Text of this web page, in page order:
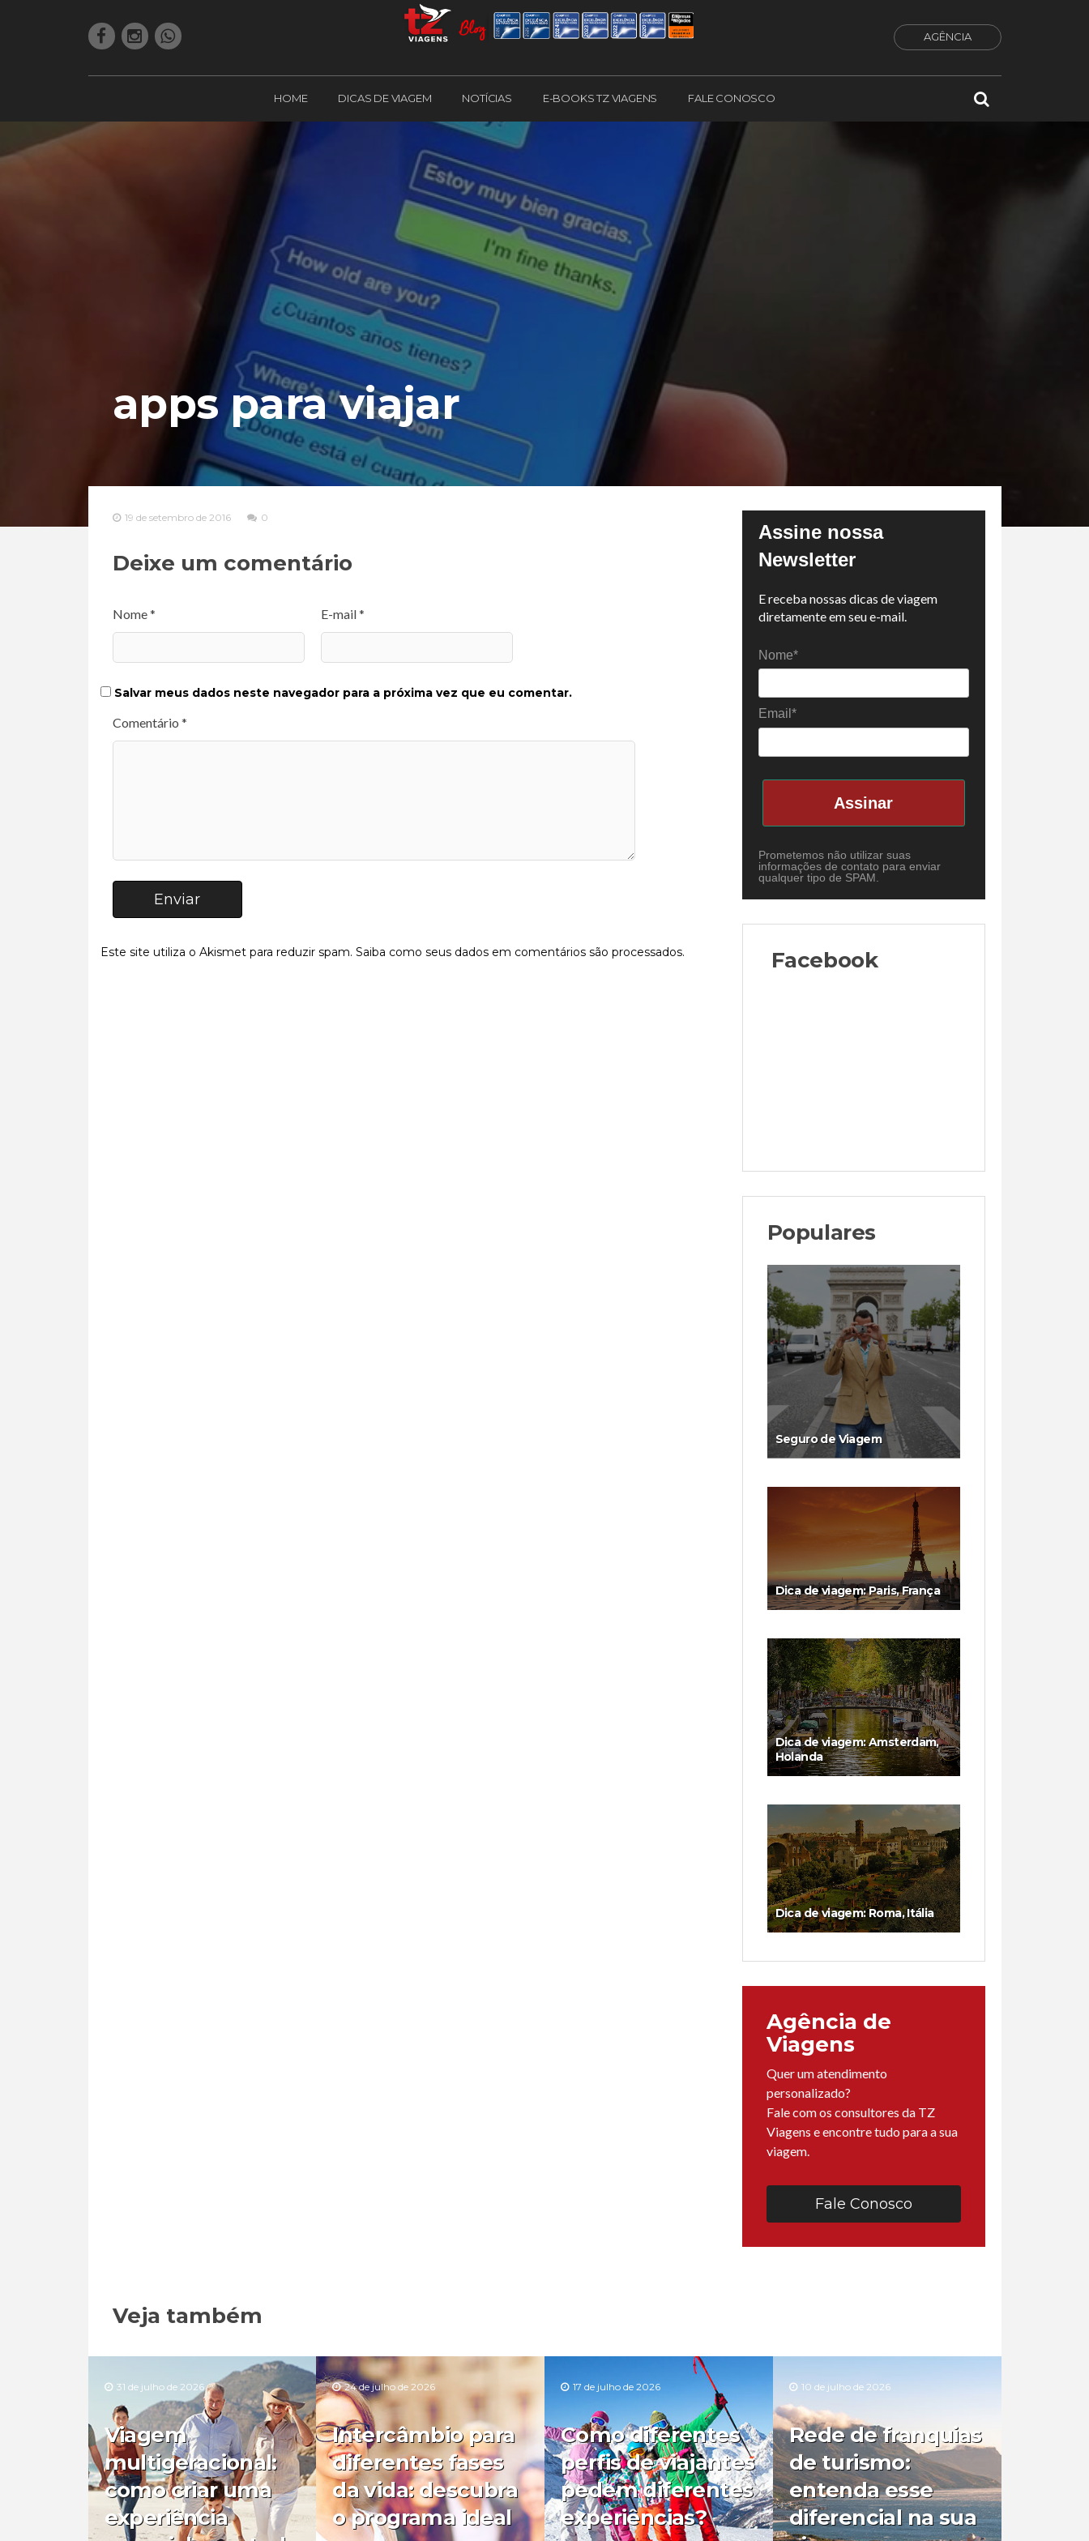
AGÊNCIA
HOME DICAS DE VIAGEM NOTÍCIAS E-BOOKS TZ VIAGENS FALE CONOSCO
apps para viajar
19 de setembro de 2016 0
Deixe um comentário
Nome * E-mail *
Salvar meus dados neste navegador para a próxima vez que eu comentar.
Comentário *
Enviar
Este site utiliza o Akismet para reduzir spam. Saiba como seus dados em comentários são processados.
Assine nossa
Newsletter
E receba nossas dicas de viagem
diretamente em seu e-mail.
Nome*
Email*
Assinar
Prometemos não utilizar suas
informações de contato para enviar
qualquer tipo de SPAM.
Facebook
Populares
Seguro de Viagem
Dica de viagem: Paris, França
Dica de viagem: Amsterdam,
Holanda
Dica de viagem: Roma, Itália
Agência de
Viagens
Quer um atendimento
personalizado?
Fale com os consultores da TZ
Viagens e encontre tudo para a sua
viagem.
Fale Conosco
Veja também
31 de julho de 2026
Viagem
multigeracional:
como criar uma
experiência
24 de julho de 2026
Intercâmbio para
diferentes fases
da vida: descubra
o programa ideal
17 de julho de 2026
Como diferentes
perfis de viajantes
pedem diferentes
experiências?
10 de julho de 2026
Rede de franquias
de turismo:
entenda esse
diferencial na sua